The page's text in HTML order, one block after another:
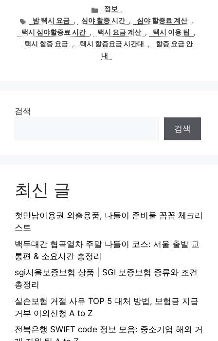
카
테
고
리
정보
태
그
밤 택시 요금 , 심야 할증 시간 , 심야 할증료 계산 ,
택시 심야할증료 시간 , 택시 요금 계산 , 택시 이용 팁
,
택시 할증 요금 , 택시 할증요금 시간대 ,
할증 요금 안
내
검색
검색
최신 글
첫만남이용권 외출용품, 나들이 준비물 꼼꼼 체크리
스트
백두대간 협곡열차 주말 나들이 코스: 서울 출발 교
통편 & 소요시간 총정리
sgi서울보증보험 상품 | SGI 보증보험 종류와 조건
총정리
실손보험 거절 사유 TOP 5 대처 방법, 보험금 지급
거부 이의신청 A to Z
전북은행 SWIFT code 정보 모음: 중소기업 해외 거